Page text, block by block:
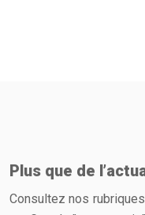
Plus que de
Consultez nos